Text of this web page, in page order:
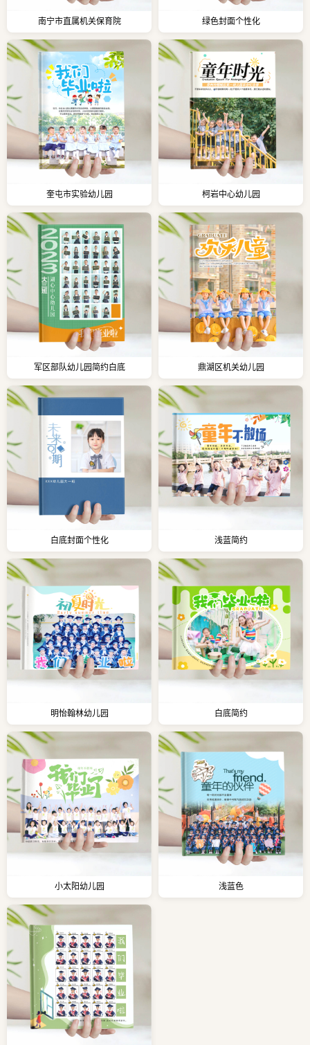
南宁市直属机关保育院 绿色封面个性化
奎屯市实验幼儿园 柯岩中心幼儿园
军区部队幼儿园简约白底 鼎湖区机关幼儿园
白底封面个性化 浅蓝简约
明怡翰林幼儿园 白底简约
小太阳幼儿园 浅蓝色